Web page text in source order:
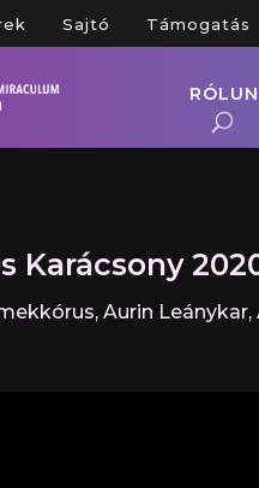
Sajtó Támogatás
Karácsony
Aurin